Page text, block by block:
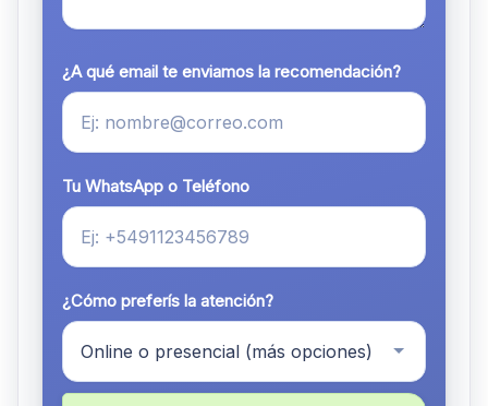
¿A qué email te enviamos la recomendación?
Tu WhatsApp o Teléfono
¿Cómo preferís la atención?